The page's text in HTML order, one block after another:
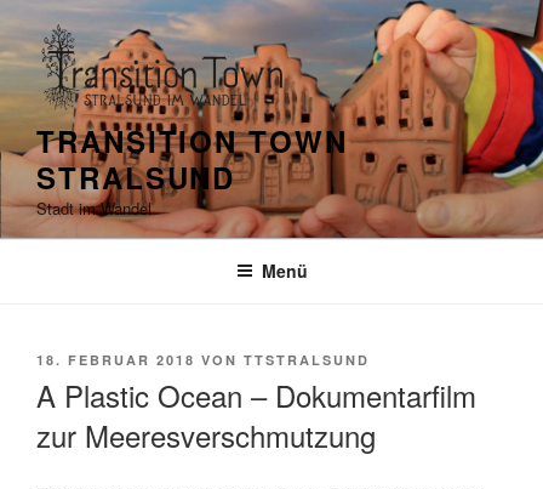
Inhalt
springen
TRANSITION TOWN
STRALSUND
Stadt im Wandel
Menü
VERÖFFENTLICHT
18. FEBRUAR 2018 VON TTSTRALSUND
A Plastic Ocean – Dokumentarfilm
zur Meeresverschmutzung